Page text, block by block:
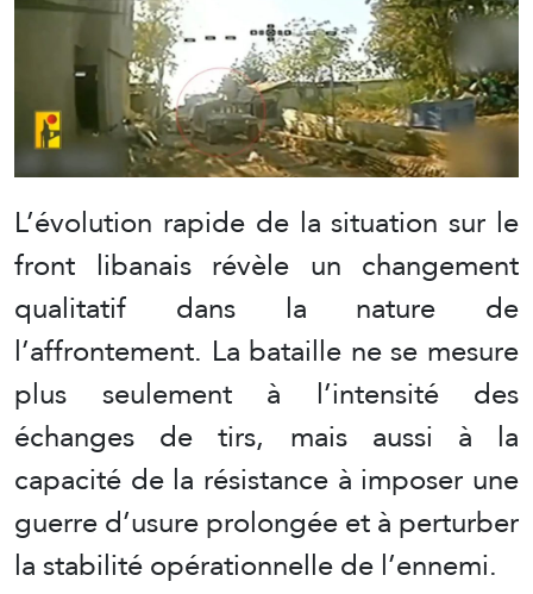
L’évolution rapide de la situation sur le
front libanais révèle un changement
qualitatif dans la nature de
l’affrontement. La bataille ne se mesure
plus seulement à l’intensité des
échanges de tirs, mais aussi à la
capacité de la résistance à imposer une
guerre d’usure prolongée et à perturber
la stabilité opérationnelle de l’ennemi.